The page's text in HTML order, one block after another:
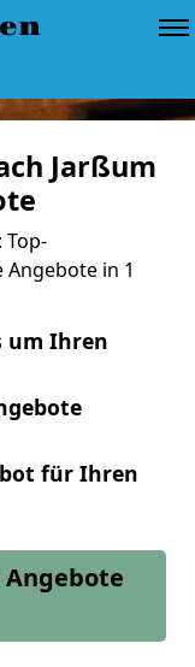
Jarßum
Top-
in 1
um Ihren
für Ihren